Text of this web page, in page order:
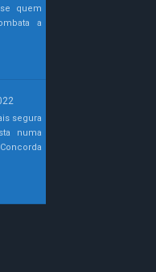
quem
a
segura
numa